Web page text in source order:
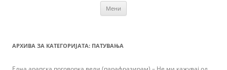
Мени
АРХИВА ЗА КАТЕГОРИЈАТА: ПАТУВАЊА